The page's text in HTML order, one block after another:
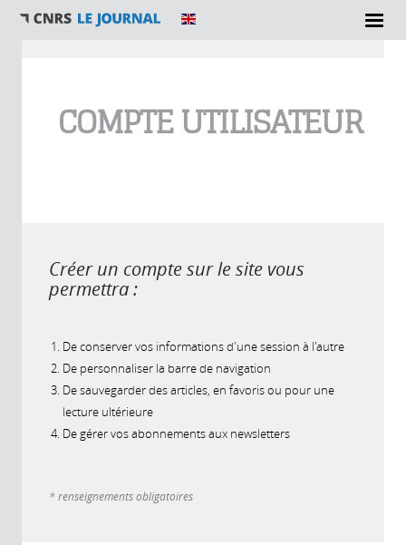
COMPTE UTILISATEUR
Créer un compte sur le site vous
permettra :
De conserver vos informations d'une session à l'autre
De personnaliser la barre de navigation
De sauvegarder des articles, en favoris ou pour une
lecture ultérieure
De gérer vos abonnements aux newsletters
* renseignements obligatoires